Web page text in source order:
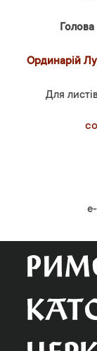
Голова
Ординарій
Для